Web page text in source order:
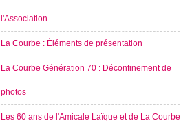
l'Association
La Courbe : Éléments de présentation
La Courbe Génération 70 : Déconfinement de
photos
Les 60 ans de l'Amicale Laïque et de La Courbe